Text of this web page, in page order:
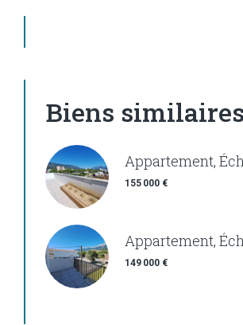
Biens similaires
Appartement,
155 000 €
Appartement,
149 000 €